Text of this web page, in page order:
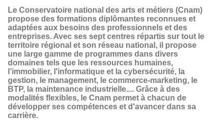
atouts
d’une
formation
diplômante :
boostez
votre
carrière
avec
le
Cnam
Le Conservatoire national des arts et métiers (Cnam)
propose des formations diplômantes reconnues et
adaptées aux besoins des professionnels et des
entreprises. Avec ses sept centres répartis sur tout le
territoire régional et son réseau national, il propose
une large gamme de programmes dans divers
domaines tels que les ressources humaines,
l’immobilier, l'informatique et la cybersécurité, la
gestion, le management, le commerce-marketing, le
BTP, la maintenance industrielle.... Grâce à des
modalités flexibles, le Cnam permet à chacun de
développer ses compétences et d'avancer dans sa
carrière.